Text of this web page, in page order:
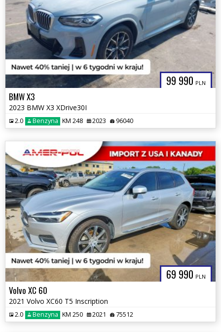
99 990 PLN
BMW X3
2023 BMW X3 XDrive30I
2.0 Benzyna KM 248 2023 96040
69 990 PLN
Volvo XC 60
2021 Volvo XC60 T5 Inscription
2.0 Benzyna KM 250 2021 75512